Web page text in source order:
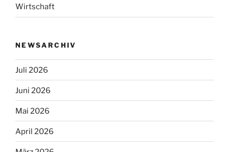
Wirtschaft
NEWSARCHIV
Juli 2026
Juni 2026
Mai 2026
April 2026